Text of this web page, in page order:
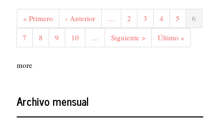
Paginación
Primera
página
« Primero
Página
anterior
‹ Anterior … Página
2 Página
3 Página
4 Página
5
Página
actual
6
Página
7 Página
8 Página
9 Página
10 …
Siguiente
página
Siguiente >
Última
página
Último »
more
Archivo mensual